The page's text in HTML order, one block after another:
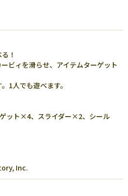
！
ビィを滑らせ、アイテムターゲット
1人でも遊べます。
ット×4、スライダー×2、シール
Inc.